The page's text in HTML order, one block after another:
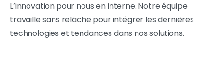
L’innovation pour nous en interne. Notre équipe
travaille sans relâche pour intégrer les dernières
technologies et tendances dans nos solutions.